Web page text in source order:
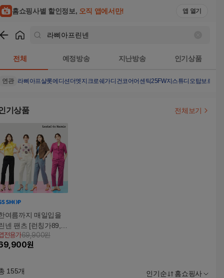
홈쇼핑사별 할인정보, 오직 앱에서만! 앱 열기
전체 예정방송 지난방송 인기상품
연관 라삐아프샬롯에디션 더엣지크로쉐가디건코어어센틱25FW지스튜디오탑보르고
기상품 전체보기
여름까지 매일입을
넨 팬츠 [런칭가89,9
원]라삐아프 프렌치
넨 팬츠 3종
전용가69,900원
원
155개 인기순 홈쇼핑사